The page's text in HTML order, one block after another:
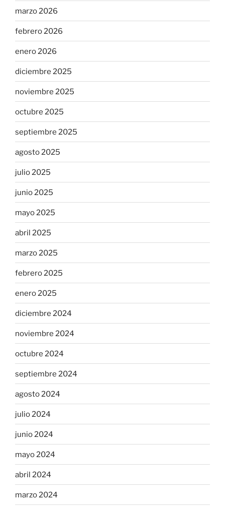
marzo 2026
febrero 2026
enero 2026
diciembre 2025
noviembre 2025
octubre 2025
septiembre 2025
agosto 2025
julio 2025
junio 2025
mayo 2025
abril 2025
marzo 2025
febrero 2025
enero 2025
diciembre 2024
noviembre 2024
octubre 2024
septiembre 2024
agosto 2024
julio 2024
junio 2024
mayo 2024
abril 2024
marzo 2024